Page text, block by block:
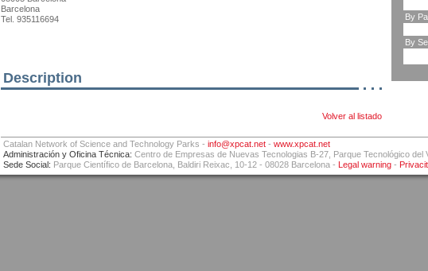
Barcelona
Tel. 935116694
Description
Volver al listado
By
By
Catalan Network of Science and Technology Parks - info@xpcat.net - www.xpcat.net
Administración y Oficina Técnica: Centro de Empresas de Nuevas Tecnologias B-27, Parque Tecnológico del
Sede Social: Parque Científico de Barcelona, Baldiri Reixac, 10-12 - 08028 Barcelona - Legal warning -